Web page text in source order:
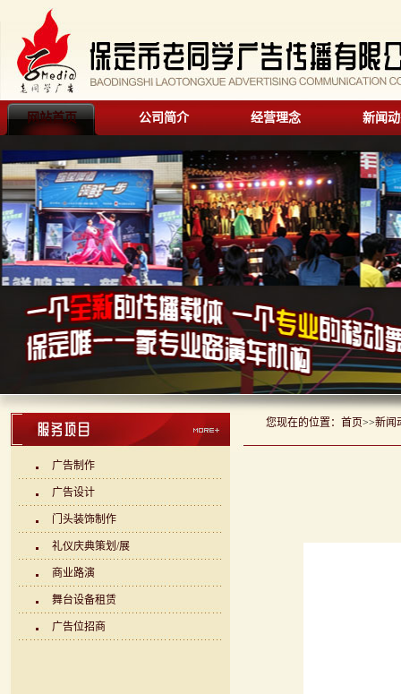
网站首页 公司简介 经营理念 新闻
广告制作
广告设计
门头装饰制作
礼仪庆典策划/展
商业路演
舞台设备租赁
广告位招商
您现在的位置： 首页>>新闻